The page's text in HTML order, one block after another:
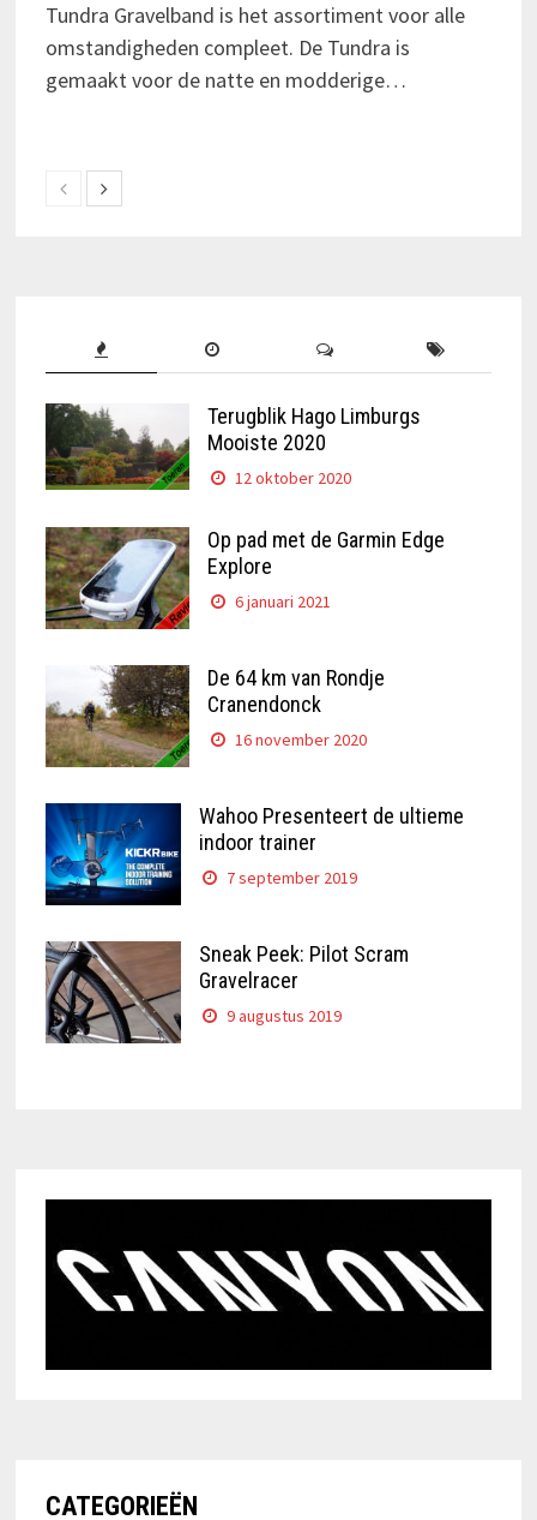
Tundra Gravelband is het assortiment voor alle
omstandigheden compleet. De Tundra is
gemaakt voor de natte en modderige…
Terugblik Hago Limburgs
Mooiste 2020
12 oktober 2020
Op pad met de Garmin Edge
Explore
6 januari 2021
De 64 km van Rondje
Cranendonck
16 november 2020
Wahoo Presenteert de ultieme
indoor trainer
7 september 2019
Sneak Peek: Pilot Scram
Gravelracer
9 augustus 2019
CATEGORIEËN